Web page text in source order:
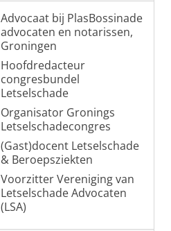
Advocaat bij PlasBossinade
advocaten en notarissen,
Groningen
Hoofdredacteur
congresbundel
Letselschade
Organisator Gronings
Letselschadecongres
(Gast)docent Letselschade
& Beroepsziekten
Voorzitter Vereniging van
Letselschade Advocaten
(LSA)